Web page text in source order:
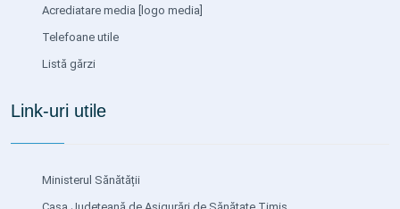
Acrediatare media [logo media]
Telefoane utile
Listă gărzi
Link-uri utile
Ministerul Sănătății